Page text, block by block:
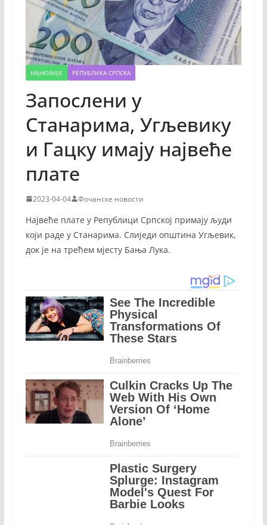
НАЈНОВИЈЕ РЕПУБЛИКА СРПСКА
Запослени у
Станарима, Угљевику
и Гацку имају највеће
плате
2023-04-04 Фочанске новости
Највеће плате у Републици Српској примају људи
који раде у Станарима. Слиједи општина Угљевик,
док је на трећем мјесту Бања Лука.